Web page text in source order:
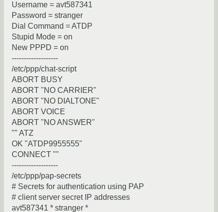
Username = avt587341
Password = stranger
Dial Command = ATDP
Stupid Mode = on
New PPPD = on
-------------------
/etc/ppp/chat-script
ABORT BUSY
ABORT "NO CARRIER"
ABORT "NO DIALTONE"
ABORT VOICE
ABORT "NO ANSWER"
"" ATZ
OK "ATDP9955555"
CONNECT ""
-------------------
/etc/ppp/pap-secrets
# Secrets for authentication using PAP
# client server secret IP addresses
avt587341 * stranger *